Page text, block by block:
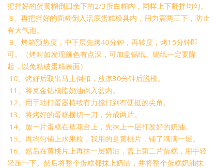
把拌好的蛋黄糊倒回余下的2/3蛋白糊内，同样上下翻拌均匀。
8、再把拌好的面糊倒入活底蛋糕模具内，用力震两三下，防止
有大气泡。
9、烤箱预热度，中下层先烤40分钟，再转度，烤15分钟即
可。（烤时如发现颜色有点深，可加盖锡纸。锡纸一定要隆
起，以免粘破蛋糕表面）
10、烤好后取出马上倒扣，放凉30分钟后脱模。
11、将克金钻植脂奶油倒入盆内。
12、用手动打蛋器持续有力搅打到有硬挺的尖角。
13、将烤好的蛋糕横切一刀，分成两片。
14、放一片蛋糕在裱花台上，先抹上一层打发好的奶油。
15、再均匀铺上水果粒，我用的是黄桃片，铺了满满一层。
16、然后在黄桃片上再抹一层奶油，盖上第二片蛋糕，用手轻
轻压一下。然后将整个蛋糕都抹上奶油，并将整个蛋糕奶油抹